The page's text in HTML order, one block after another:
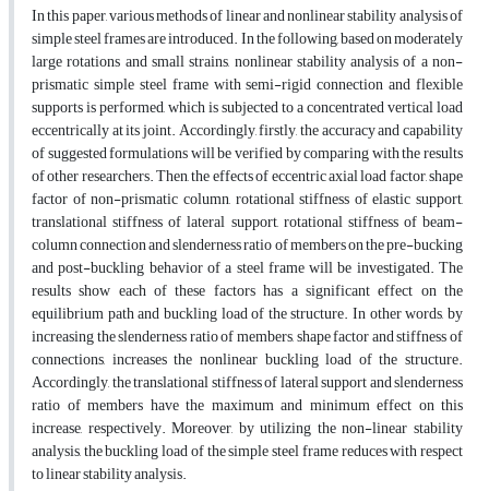
In this paper, various methods of linear and nonlinear stability analysis of
simple steel frames are introduced. In the following, based on moderately
large rotations and small strains, nonlinear stability analysis of a non-
prismatic simple steel frame with semi-rigid connection and flexible
supports is performed, which is subjected to a concentrated vertical load
eccentrically at its joint. Accordingly, firstly, the accuracy and capability
of suggested formulations will be verified by comparing with the results
of other researchers. Then, the effects of eccentric axial load factor, shape
factor of non-prismatic column, rotational stiffness of elastic support,
translational stiffness of lateral support, rotational stiffness of beam-
column connection and slenderness ratio of members on the pre-bucking
and post-buckling behavior of a steel frame will be investigated. The
results show each of these factors has a significant effect on the
equilibrium path and buckling load of the structure. In other words, by
increasing the slenderness ratio of members, shape factor and stiffness of
connections, increases the nonlinear buckling load of the structure.
Accordingly, the translational stiffness of lateral support and slenderness
ratio of members have the maximum and minimum effect on this
increase, respectively. Moreover, by utilizing the non-linear stability
analysis, the buckling load of the simple steel frame reduces with respect
to linear stability analysis.